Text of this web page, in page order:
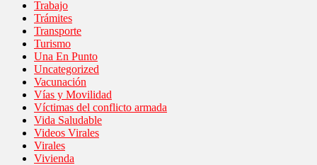
Trabajo
Trámites
Transporte
Turismo
Una En Punto
Uncategorized
Vacunación
Vías y Movilidad
Víctimas del conflicto armada
Vida Saludable
Videos Virales
Virales
Vivienda